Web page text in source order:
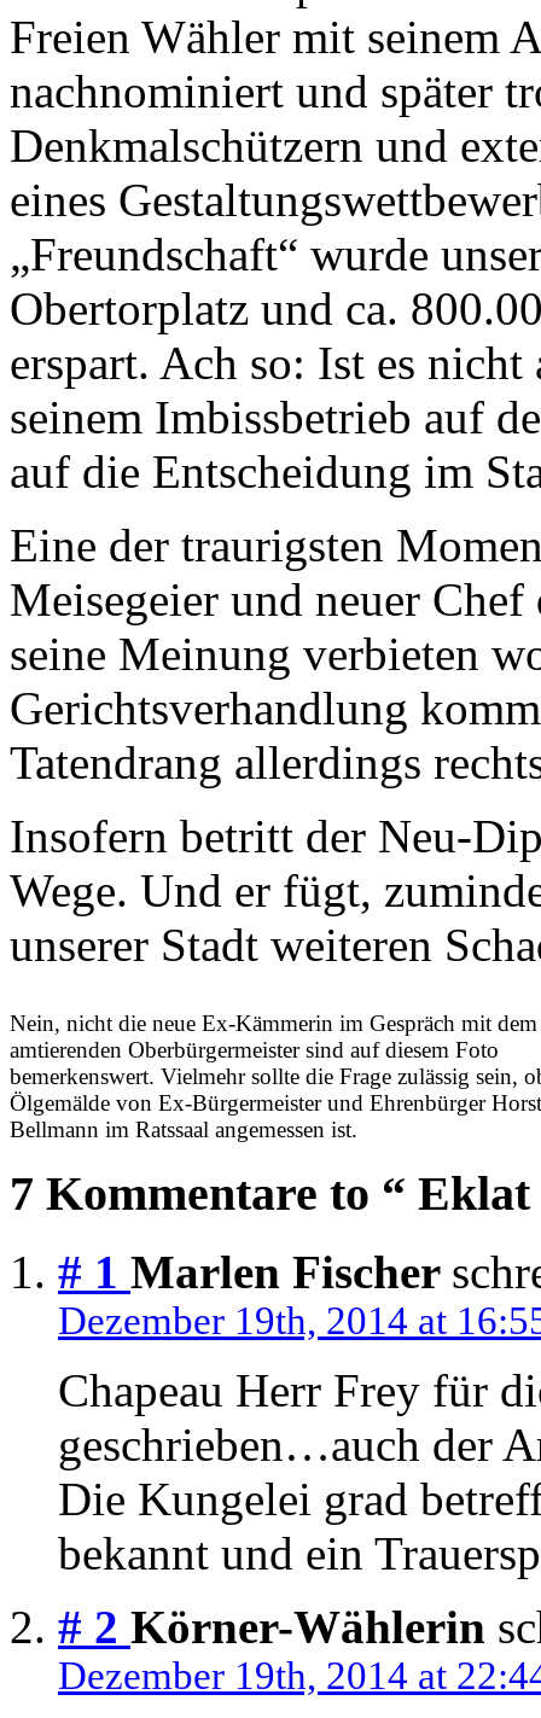
Freien Wähler mit seinem
nachnominiert und später
Denkmalschützern und
eines
„Freundschaft“ wurde
Obertorplatz und ca.
erspart. Ach so: Ist es
seinem Imbissbetrieb auf
auf die Entscheidung im
Eine der traurigsten
Meisegeier und neuer
seine Meinung verbieten
Gerichtsverhandlung
Tatendrang allerdings
Insofern betritt der Neu-
Wege. Und er fügt,
unserer Stadt weiteren
Nein, nicht die neue Ex-Kämmerin im Gespräch mit dem
amtierenden Oberbürgermeister sind auf diesem Foto
bemerkenswert. Vielmehr sollte die Frage zulässig sein,
Ölgemälde von Ex-Bürgermeister und Ehrenbürger Horst
Bellmann im Ratssaal angemessen ist.
7 Kommentare to “
# 1 Marlen Fischer
Dezember 19th, 2014 at
Chapeau Herr Frey für
geschrieben…auch der
Die Kungelei grad
bekannt und ein
# 2 Körner-Wählerin
Dezember 19th, 2014 at